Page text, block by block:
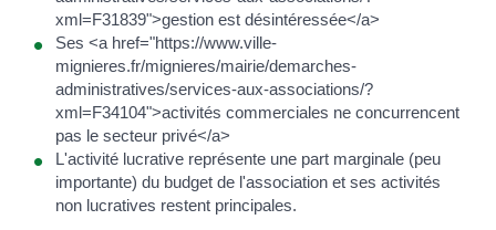
xml=F31839">gestion est désintéressée</a>
Ses <a href="https://www.ville-
mignieres.fr/mignieres/mairie/demarches-
administratives/services-aux-associations/?
xml=F34104">activités commerciales ne concurrencent
pas le secteur privé</a>
L'activité lucrative représente une part marginale (peu
importante) du budget de l'association et ses activités
non lucratives restent principales.